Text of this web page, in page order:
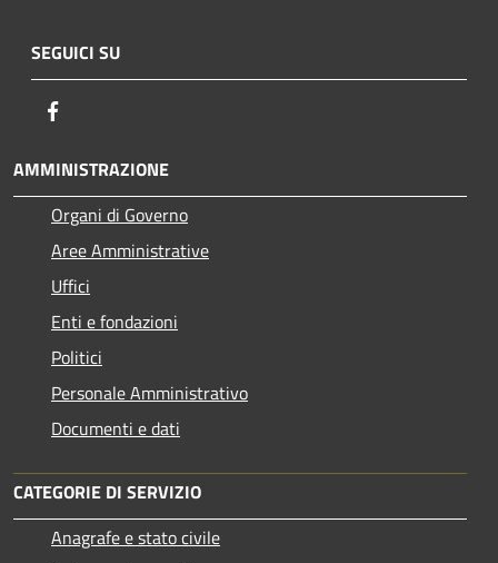
SEGUICI SU
AMMINISTRAZIONE
Organi di Governo
Aree Amministrative
Uffici
Enti e fondazioni
Politici
Personale Amministrativo
Documenti e dati
CATEGORIE DI SERVIZIO
Anagrafe e stato civile